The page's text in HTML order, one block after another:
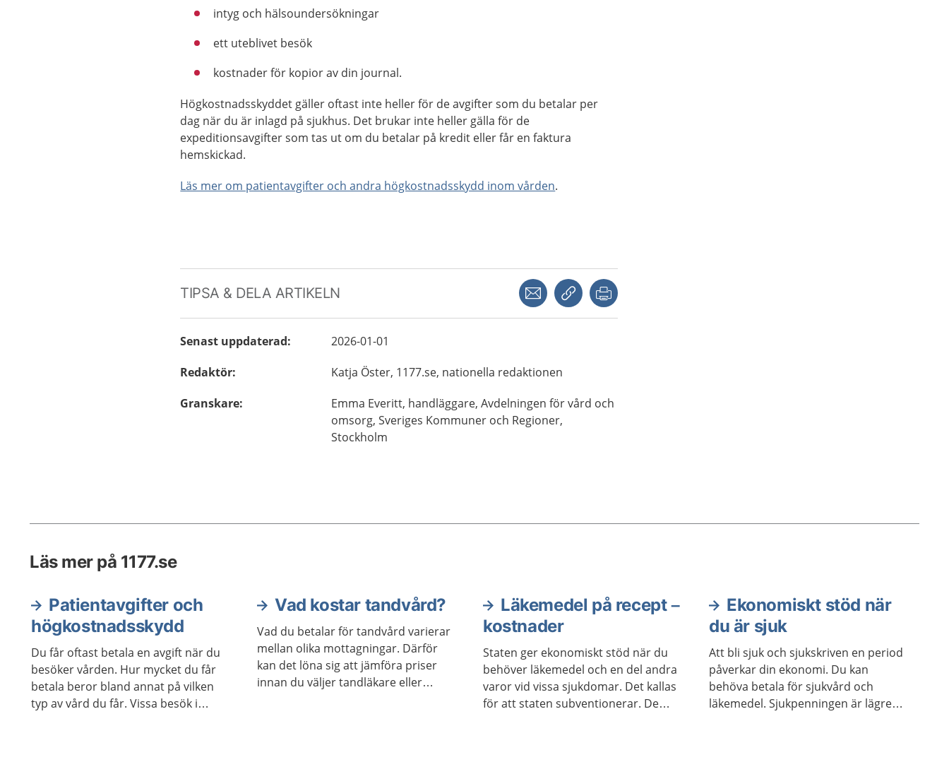
intyg och hälsoundersökningar
ett uteblivet besök
kostnader för kopior av din journal.
Högkostnadsskyddet gäller oftast inte heller för de avgifter som du betalar per
dag när du är inlagd på sjukhus. Det brukar inte heller gälla för de
expeditionsavgifter som tas ut om du betalar på kredit eller får en faktura
hemskickad.
Läs mer om patientavgifter och andra högkostnadsskydd inom vården.
TIPSA & DELA ARTIKELN Dela via mejlKopiera länk
Senast uppdaterad:
2026-01-01
Redaktör: Katja Öster, 1177.se, nationella redaktionen
Granskare: Emma Everitt, handläggare, Avdelningen för vård och
omsorg, Sveriges Kommuner och Regioner,
Stockholm
Läs mer på 1177.se
Patientavgifter och
högkostnadsskydd
Du får oftast betala en avgift när du
besöker vården. Hur mycket du får
betala beror bland annat på vilken
typ av vård du får. Vissa besök i
Vad kostar tandvård?
Vad du betalar för tandvård varierar
mellan olika mottagningar. Därför
kan det löna sig att jämföra priser
innan du väljer tandläkare eller
Läkemedel på recept –
kostnader
Staten ger ekonomiskt stöd när du
behöver läkemedel och en del andra
varor vid vissa sjukdomar. Det kallas
för att staten subventionerar. De
Ekonomiskt stöd när
du är sjuk
Att bli sjuk och sjukskriven en period
påverkar din ekonomi. Du kan
behöva betala för sjukvård och
läkemedel. Sjukpenningen är lägre